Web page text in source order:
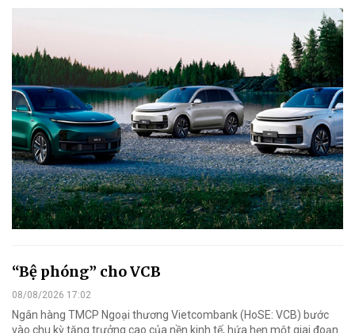
“Bệ phóng” cho VCB
08/08/2026 17:02
Ngân hàng TMCP Ngoại thương Vietcombank (HoSE: VCB) bước
vào chu kỳ tăng trưởng cao của nền kinh tế, hứa hẹn một giai đoạn